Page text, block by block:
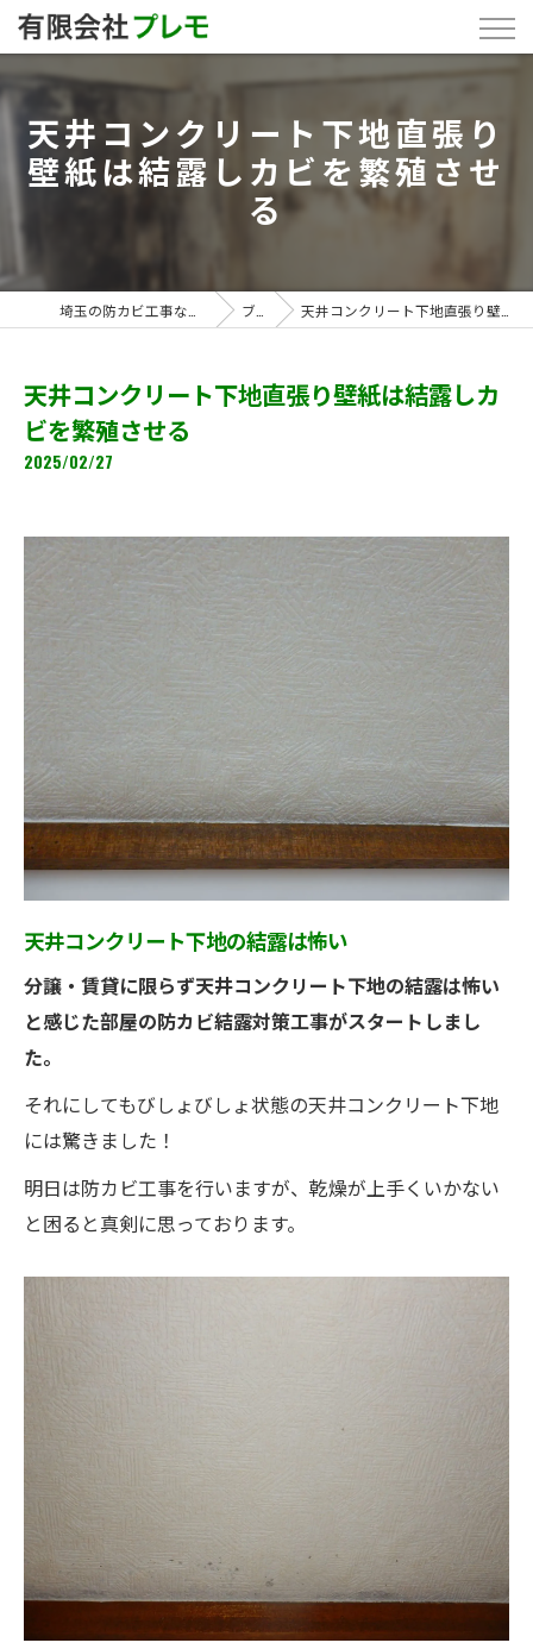
天井コンクリート下地直張り
壁紙は結露しカビを繁殖させ
る
ブログ 天井コンクリート下地直張り壁紙は結露しカビを繁殖させる
天井コンクリート下地直張り壁紙は結露しカ
ビを繁殖させる
2025/02/27
天井コンクリート下地の結露は怖い
分譲・賃貸に限らず天井コンクリート下地の結露は怖い
と感じた部屋の防カビ結露対策工事がスタートしまし
た。
それにしてもびしょびしょ状態の天井コンクリート下地
には驚きました！
明日は防カビ工事を行いますが、乾燥が上手くいかない
と困ると真剣に思っております。